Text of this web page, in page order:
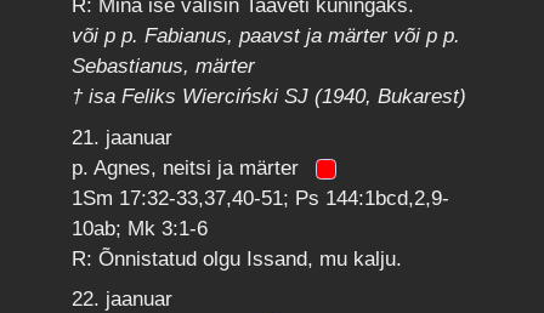
R: Mina ise valisin Taaveti kuningaks.
või p p. Fabianus, paavst ja märter või p p.
Sebastianus, märter
† isa Feliks Wierciński SJ (1940, Bukarest)
21. jaanuar
p. Agnes, neitsi ja märter
1Sm 17:32-33,37,40-51; Ps 144:1bcd,2,9-
10ab; Mk 3:1-6
R: Õnnistatud olgu Issand, mu kalju.
22. jaanuar